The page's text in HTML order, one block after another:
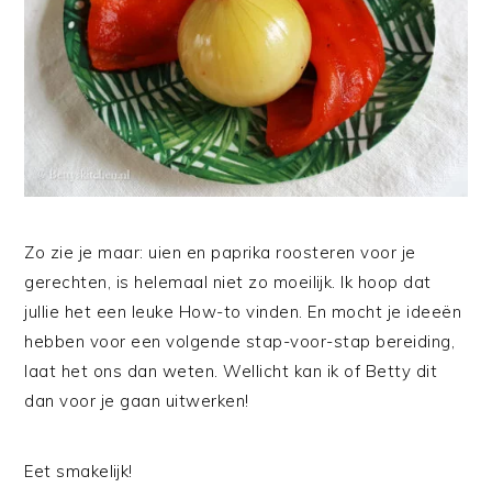
Zo zie je maar: uien en paprika roosteren voor je
gerechten, is helemaal niet zo moeilijk. Ik hoop dat
jullie het een leuke How-to vinden. En mocht je ideeën
hebben voor een volgende stap-voor-stap bereiding,
laat het ons dan weten. Wellicht kan ik of Betty dit
dan voor je gaan uitwerken!
Eet smakelijk!